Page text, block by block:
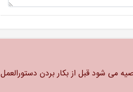
می شود قبل از بکار بردن دستورالعمل